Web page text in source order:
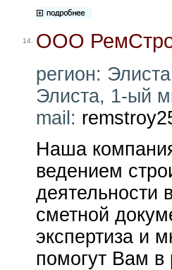
14. ООО
регион:
Элиста, 1-ый
mail:
Наша
ведением
деятельности
сметной
экспертиза и
помогут Вам